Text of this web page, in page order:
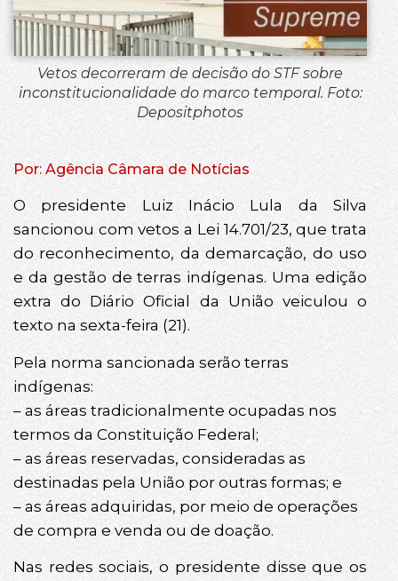
Vetos decorreram de decisão do STF sobre
inconstitucionalidade do marco temporal. Foto:
Depositphotos
Por: Agência Câmara de Notícias
O presidente Luiz Inácio Lula da Silva
sancionou com vetos a Lei 14.701/23, que trata
do reconhecimento, da demarcação, do uso
e da gestão de terras indígenas. Uma edição
extra do Diário Oficial da União veiculou o
texto na sexta-feira (21).
Pela norma sancionada serão terras
indígenas:
– as áreas tradicionalmente ocupadas nos
termos da Constituição Federal;
– as áreas reservadas, consideradas as
destinadas pela União por outras formas; e
– as áreas adquiridas, por meio de operações
de compra e venda ou de doação.
Nas redes sociais, o presidente disse que os